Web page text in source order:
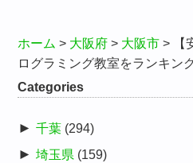
ホーム > 大阪府 > 大阪市 >
ログラミング教室をランキン
Categories
► 千葉 (294)
► 埼玉県 (159)